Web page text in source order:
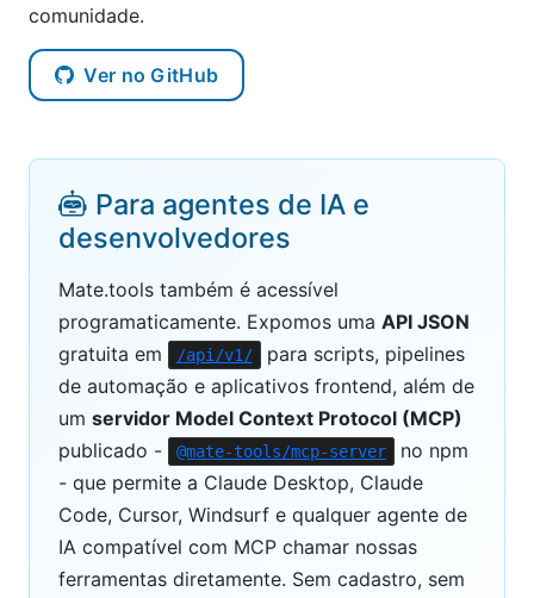
comunidade.
Ver no GitHub
Para agentes de IA e
desenvolvedores
Mate.tools também é acessível
programaticamente. Expomos uma API JSON
gratuita em
/api/v1/
para scripts, pipelines
de automação e aplicativos frontend, além de
um servidor Model Context Protocol (MCP)
publicado -
@mate-tools/mcp-server
no npm
- que permite a Claude Desktop, Claude
Code, Cursor, Windsurf e qualquer agente de
IA compatível com MCP chamar nossas
ferramentas diretamente. Sem cadastro, sem